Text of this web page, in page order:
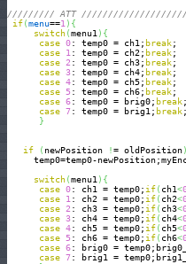
///////// ATT
if(menu==1 ) {
switch(menu1 ) {
case 0: temp0 = ch1; break;
case
1 : temp0 = ch2; break;
case 2 : temp0 = ch3; break;
case 3: temp0 = ch4; break;
case 4: temp0 = ch5; break;
case
5: temp0 = ch6; break;
case 6: temp0 = brig0; break;
case 7: temp0 = brig1; break;
}
if ( newPosition != oldPosition)
temp0=temp0-
switch(menu1 ) {
case 0: ch1 = temp0; if( ch1<
case
1 : ch2 = temp0; if( ch2<
case 2 : ch3 = temp0; if( ch3<
case 3: ch4 = temp0; if( ch4<
case 4: ch5 = temp0; if( ch5<
case
5: ch6 = temp0; if( ch6<
case 6: brig0 =
case 7: brig1 =